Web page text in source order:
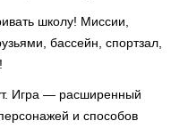
школу! Миссии,
бассейн, спортзал,
Игра — расширенный
и способов